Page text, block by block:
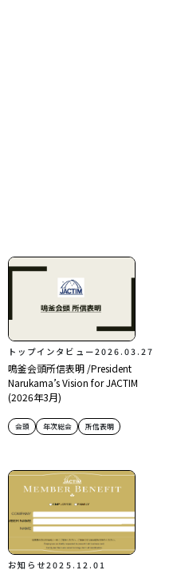
トップインタビュー2026.03.27
鳴釜会頭所信表明 /President
Narukama’s Vision for JACTIM
(2026年3月)
会頭 年次総会 所信表明
お知らせ2025.12.01